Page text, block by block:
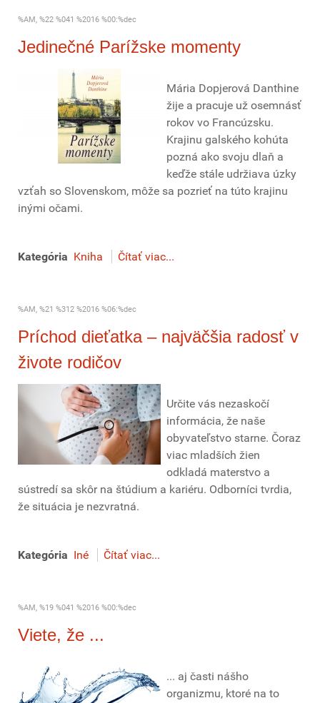
%AM, %22 %041 %2016 %00:%dec
Jedinečné Parížske momenty
Mária Dopjerová Danthine
žije a pracuje už osemnásť
rokov vo Francúzsku.
Krajinu galského kohúta
pozná ako svoju dlaň a
keďže stále udržiava úzky
vzťah so Slovenskom, môže sa pozrieť na túto krajinu
inými očami.
Kategória Kniha Čítať viac...
%AM, %21 %312 %2016 %06:%dec
Príchod dieťatka – najväčšia radosť v
živote rodičov
Určite vás nezaskočí
informácia, že naše
obyvateľstvo starne. Čoraz
viac mladších žien
odkladá materstvo a
sústredí sa skôr na štúdium a kariéru. Odborníci tvrdia,
že situácia je nezvratná.
Kategória Iné Čítať viac...
%AM, %19 %041 %2016 %00:%dec
Viete, že ...
... aj časti nášho
organizmu, ktoré na to